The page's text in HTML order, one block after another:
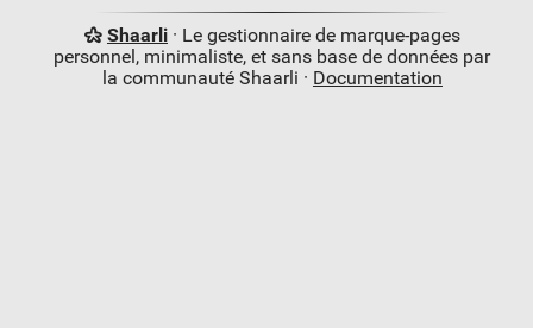
Shaarli· Le gestionnaire de marque-pages
personnel, minimaliste, et sans base de données par
la communauté Shaarli · Documentation